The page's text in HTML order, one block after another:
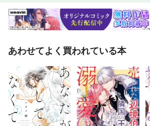
あわせてよく買われている本